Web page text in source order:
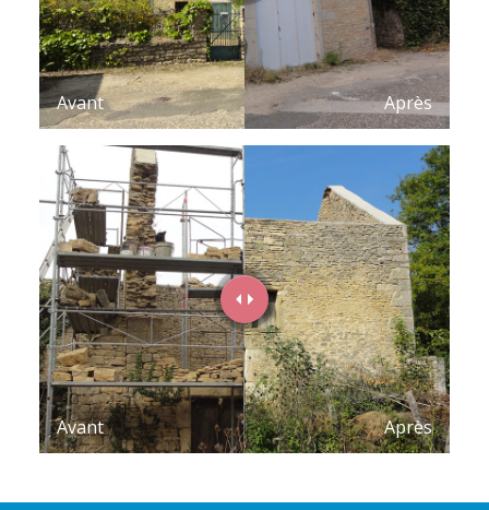
Après
Avant
Après
Avant